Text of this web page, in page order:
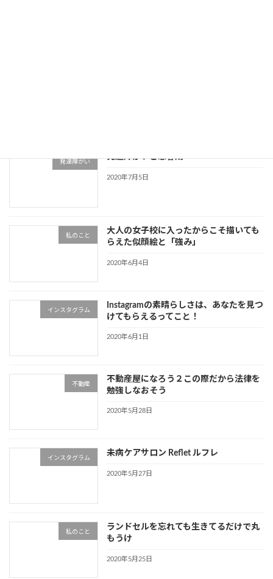
発達障がい
発達障がいと思春期
2020年7月5日
私のこと
大人の女子校に入ったからこそ描いても
らえた似顔絵と「強み」
2020年6月4日
インスタグラム
Instagramの素晴らしさは、あなたを見つ
けてもらえるってこと！
2020年6月1日
不動産
不動産屋になろう２この際だから法律を
勉強しなおそう
2020年5月28日
インスタグラム
未病ケアサロン Reflet ルフレ
2020年5月27日
私のこと
ランドセルを忘れても生きてるだけで丸
もうけ
2020年5月25日